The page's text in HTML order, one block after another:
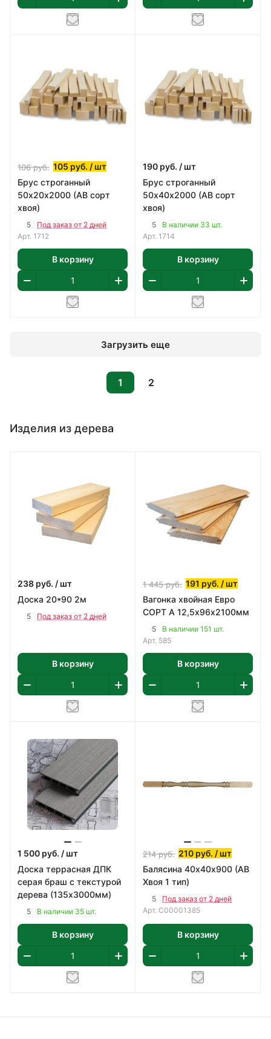
106руб. 105 руб. / шт
Брус строганный
50х20х2000 (АВ сорт
хвоя)
5
Под заказ от 2 дней
Арт. 1712
В корзину
190 руб. / шт
Брус строганный
50х40х2000 (АВ сорт
хвоя)
5
В наличии 33 шт.
Арт. 1714
В корзину
Загрузить еще
1 2
Изделия из дерева
238 руб. / шт
Доска 20*90 2м
5 Под заказ от 2 дней
В корзину
1 445руб. 191 руб. / шт
Вагонка хвойная Евро
СОРТ А 12,5х96х2100мм
5
В наличии 151 шт.
Арт. 585
В корзину
1 500 руб. / шт
Доска террасная ДПК
серая браш с текстурой
дерева (135х3000мм)
5 В наличии 35 шт.
В корзину
214руб. 210 руб. / шт
Балясина 40х40х900 (АВ
Хвоя 1 тип)
5
Под заказ от 2 дней
Арт. С00001385
В корзину